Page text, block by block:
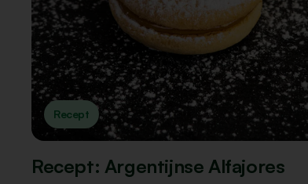
Recept
Recept: Argentijnse Alfajores